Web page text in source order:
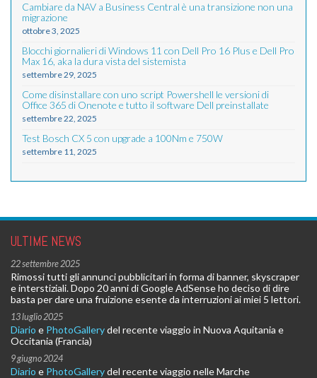
Cambiare da NAV a Business Central è una transizione non una
migrazione
ottobre 3, 2025
Blocchi giornalieri di Windows 11 con Dell Pro 16 Plus e Dell Pro
Max 16, aka la dura vista del sistemista
settembre 29, 2025
Come disinstallare con uno script Powershell le versioni di
Office 365 di Onenote e tutto il software Dell preinstallate
settembre 22, 2025
Test Bosch CX 5 con upgrade a 100Nm e 750W
settembre 11, 2025
ULTIME NEWS
22 settembre 2025
Rimossi tutti gli annunci pubblicitari in forma di banner, skyscraper
e interstiziali. Dopo 20 anni di Google AdSense ho deciso di dire
basta per dare una fruizione esente da interruzioni ai miei 5 lettori.
13 luglio 2025
Diario e PhotoGallerydel recente viaggio in Nuova Aquitania e
Occitania (Francia)
9 giugno 2024
Diario e PhotoGallerydel recente viaggio nelle Marche